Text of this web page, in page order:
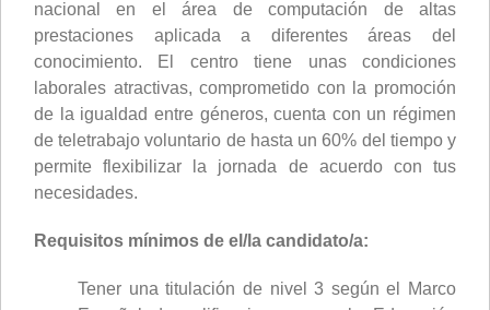
nacional en el área de computación de altas
prestaciones aplicada a diferentes áreas del
conocimiento. El centro tiene unas condiciones
laborales atractivas, comprometido con la promoción
de la igualdad entre géneros, cuenta con un régimen
de teletrabajo voluntario de hasta un 60% del tiempo y
permite flexibilizar la jornada de acuerdo con tus
necesidades.
Requisitos mínimos de el/la candidato/a:
Tener una titulación de nivel 3 según el Marco